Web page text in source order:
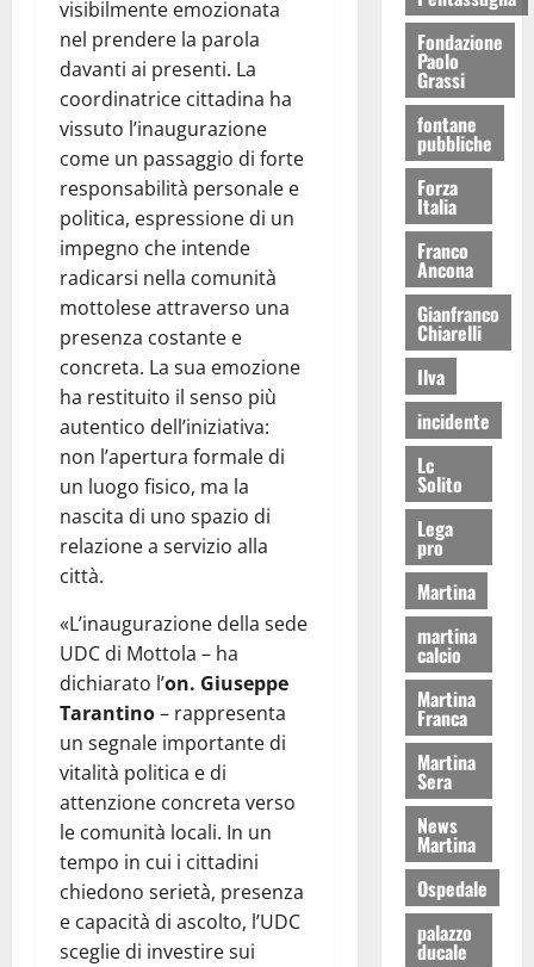
visibilmente emozionata
nel prendere la parola
davanti ai presenti. La
coordinatrice cittadina ha
vissuto l’inaugurazione
come un passaggio di forte
responsabilità personale e
politica, espressione di un
impegno che intende
radicarsi nella comunità
mottolese attraverso una
presenza costante e
concreta. La sua emozione
ha restituito il senso più
autentico dell’iniziativa:
non l’apertura formale di
un luogo fisico, ma la
nascita di uno spazio di
relazione a servizio alla
città.
«L’inaugurazione della sede
UDC di Mottola – ha
dichiarato l’on. Giuseppe
Tarantino– rappresenta
un segnale importante di
vitalità politica e di
attenzione concreta verso
le comunità locali. In un
tempo in cui i cittadini
chiedono serietà, presenza
e capacità di ascolto, l’UDC
sceglie di investire sui
Fondazione
Paolo
Grassi
fontane
pubbliche
Forza
Italia
Franco
Ancona
Gianfranco
Chiarelli
Ilva
incidente
Lc
Solito
Lega
pro
Martina
martina
calcio
Martina
Franca
Martina
Sera
News
Martina
Ospedale
palazzo
ducale